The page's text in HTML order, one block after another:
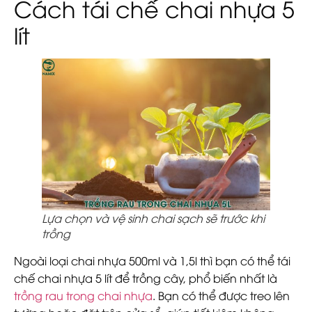
Cách tái chế chai nhựa 5
lít
Lựa chọn và vệ sinh chai sạch sẽ trước khi
trồng
Ngoài loại chai nhựa 500ml và 1,5l thì bạn có thể tái
chế chai nhựa 5 lít để trồng cây, phổ biến nhất là
trồng rau trong chai nhựa. Bạn có thể được treo lên